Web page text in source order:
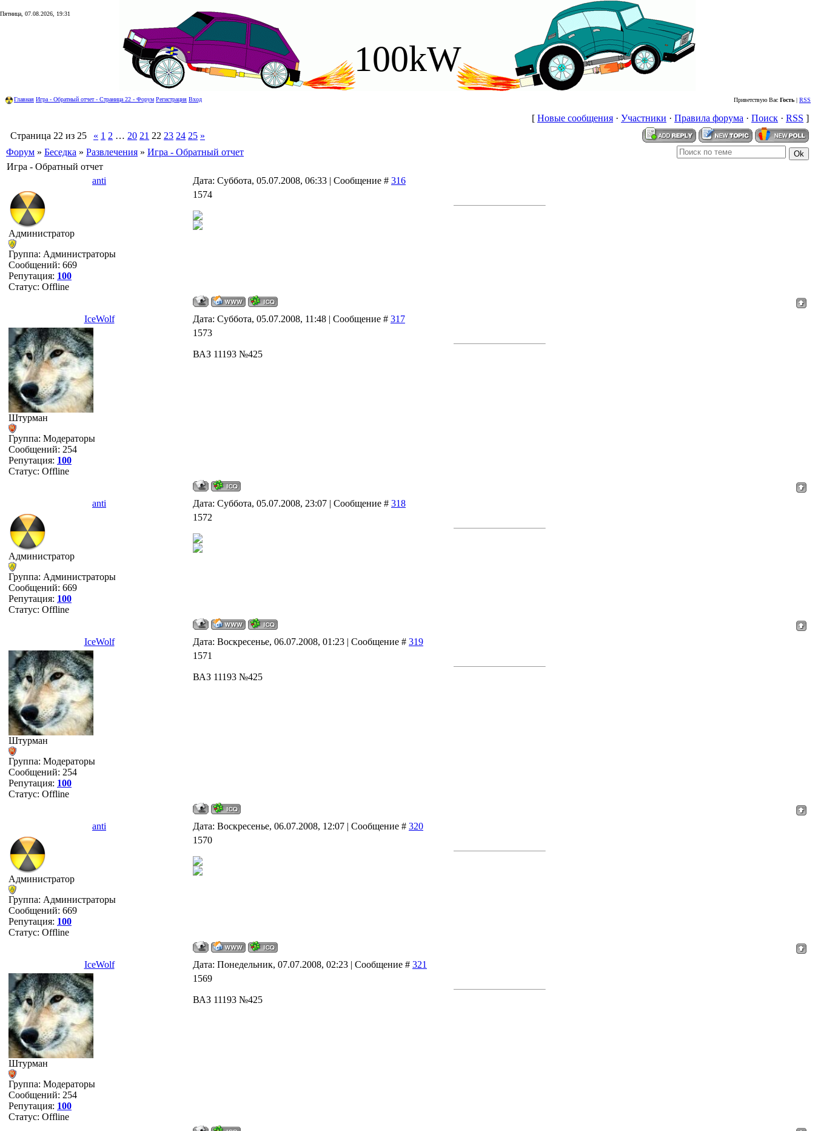
Пятница, 07.08.2026, 19:31
100kW
Главная Игра - Обратный отчет - Страница 22 - Форум Регистрация Вход Приветствую Вас Гость | RSS
[ Новые сообщения · Участники · Правила форума · Поиск · RSS ]
Страница 22 из 25 « 1 2 … 20 21 22 23 24 25 »
Форум » Беседка » Развлечения » Игра - Обратный отчет
Игра - Обратный отчет
anti
Дата: Суббота, 05.07.2008, 06:33 | Сообщение # 316
Администратор
Группа: Администраторы
Сообщений: 669
Репутация: 100
Статус: Offline
1574
IceWolf Дата: Суббота, 05.07.2008, 11:48 | Сообщение # 317
Штурман
Группа: Модераторы
Сообщений: 254
Репутация: 100
Статус: Offline
1573
ВАЗ 11193 №425
anti Дата: Суббота, 05.07.2008, 23:07 | Сообщение # 318
Администратор
Группа: Администраторы
Сообщений: 669
Репутация: 100
Статус: Offline
1572
IceWolf Дата: Воскресенье, 06.07.2008, 01:23 | Сообщение # 319
Штурман
Группа: Модераторы
Сообщений: 254
Репутация: 100
Статус: Offline
1571
ВАЗ 11193 №425
anti Дата: Воскресенье, 06.07.2008, 12:07 | Сообщение # 320
Администратор
Группа: Администраторы
Сообщений: 669
Репутация: 100
Статус: Offline
1570
IceWolf Дата: Понедельник, 07.07.2008, 02:23 | Сообщение # 321
Штурман
Группа: Модераторы
Сообщений: 254
Репутация: 100
Статус: Offline
1569
ВАЗ 11193 №425